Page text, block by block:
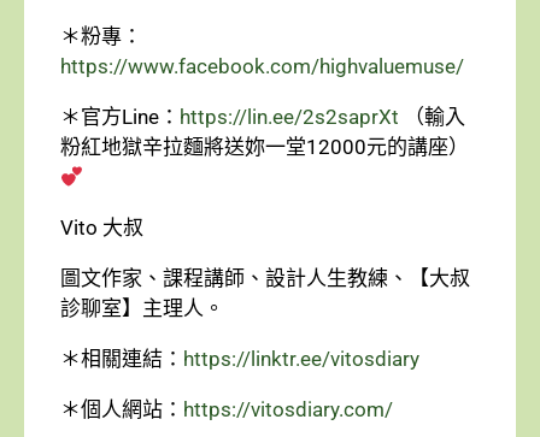
＊粉專：
https://www.facebook.com/highvaluemuse/
＊官方Line： https://lin.ee/2s2saprXt （輸入
粉紅地獄辛拉麵將送妳一堂12000元的講座）
Vito 大叔
圖文作家、課程講師、設計人生教練、【大叔
診聊室】主理人。
＊相關連結： https://linktr.ee/vitosdiary
＊個人網站： https://vitosdiary.com/